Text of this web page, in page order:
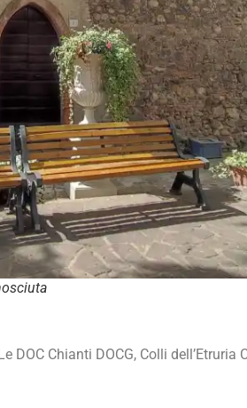
Chianti DOCG, Colli